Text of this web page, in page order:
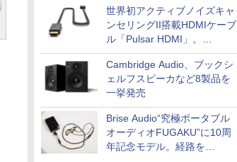
世界初アクティブノイズキャ
ンセリングII搭載HDMIケーブ
ル「Pulsar HDMI」。
SilentPowerから
Cambridge Audio、ブックシ
ェルフスピーカなど8製品を
一挙発売
Brise Audio“究極ポータブル
オーディオFUGAKU”に10周
年記念モデル。経路を